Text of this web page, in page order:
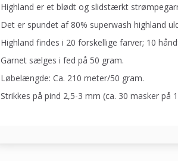
Highland er et blødt og slidstærkt
Det er spundet af 80% superwash highland
Highland findes i 20 forskellige farver; 10
Garnet sælges i fed på 50 gram.
Løbelængde: Ca. 210 meter/50 gram.
Strikkes på pind 2,5-3 mm (ca. 30 masker på